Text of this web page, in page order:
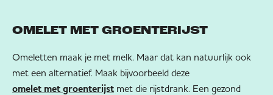
OMELET MET GROENTERIJST
Omeletten maak je met melk. Maar dat kan natuurlijk ook
met een alternatief. Maak bijvoorbeeld deze
omelet met groenterijst met die rijstdrank. Een gezond